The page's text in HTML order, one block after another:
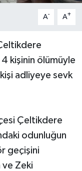
A- A+
4 kişinin ölümüyle
adliyeye sevk
Çeltikdere
odunluğun
geçişini
ve Zeki